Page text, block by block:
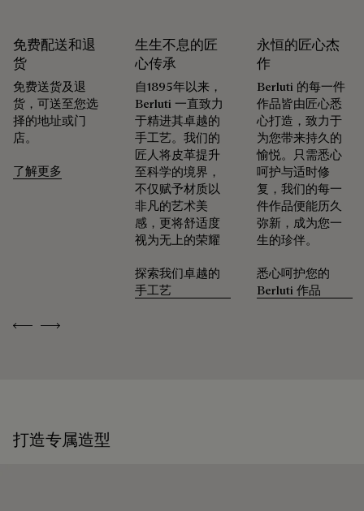
探寻材质本源
包装
Berluti 优先采用环保包装，不含原始化石塑料，全都使用可持
续和回收材料制成。
护理蜡以滋养和保护皮革。然后用抛光手套用力擦拭以充分恢
复皮革的原有光泽。
领略悉心呵护的仪式感
免费首次转色服务
Patina古法染色工艺凝聚数十载匠艺传承，令每件作品化为别
具一格的艺术臻品，映现出其所承载的故事与情感。 精品店臻
选约六十种色调，令Patina古法染色工艺的色泽随岁月流转，
作品皆能优雅长久地陪伴在顾客身边。
Previous
Next
免费配送和退
货
免费送货及退
货，可送至您选
择的地址或门
店。
了解更多
生生不息的匠
心传承
自1895年以来，
Berluti 一直致力
于精进其卓越的
手工艺。我们的
匠人将皮革提升
至科学的境界，
不仅赋予材质以
非凡的艺术美
感，更将舒适度
视为无上的荣耀
探索我们卓越的
手工艺
永恒的匠心杰
作
Berluti 的每一件
作品皆由匠心悉
心打造，致力于
为您带来持久的
愉悦。只需悉心
呵护与适时修
复，我们的每一
件作品便能历久
弥新，成为您一
生的珍伴。
悉心呵护您的
Berluti 作品
打造专属造型